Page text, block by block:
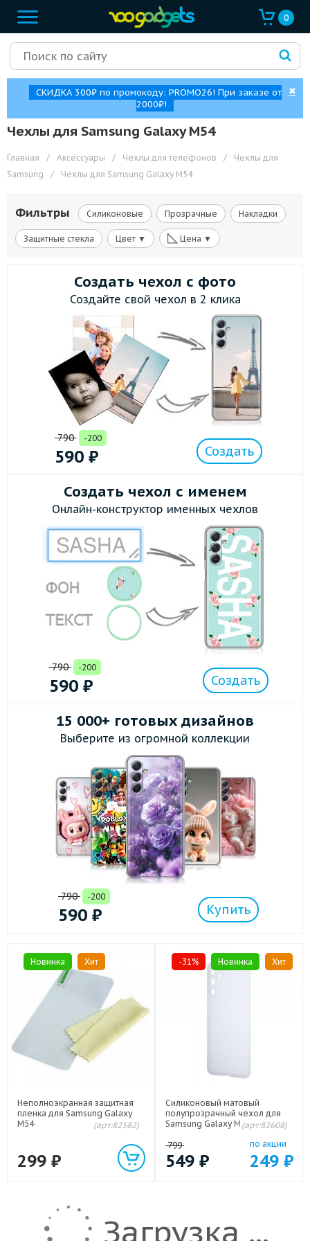
0
СКИДКА 300₽ по промокоду: PROMO26! При заказе от
2000₽!
✖
Чехлы для Samsung Galaxy M54
Главная / Аксессуары / Чехлы для телефонов /
Чехлы для
Samsung
/ Чехлы для Samsung Galaxy M54
Фильтры Силиконовые Прозрачные Накладки
Защитные стекла Цвет ▼ ◺ Цена ▼
Создать чехол с фото
Создайте свой чехол в 2 клика
790 -200
590 ₽ Создать
Создать чехол с именем
Онлайн-конструктор именных чехлов
790 -200
590 ₽ Создать
15 000+ готовых дизайнов
Выберите из огромной коллекции
790 -200
590 ₽ Купить
Новинка Хит
Неполноэкранная защитная
пленка для Samsung Galaxy
M54
(арт:82582)
299 ₽
-31% Новинка Хит
Силиконовый матовый
полупрозрачный чехол для
Samsung Galaxy M54 Белый
(арт:82608)
799
549 ₽
по акции
249 ₽
Загрузка ...